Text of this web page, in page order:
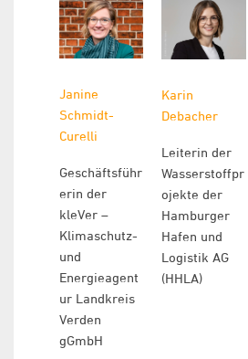
Janine
Schmidt-
Curelli
Geschäftsführ
erin der
kleVer –
Klimaschutz-
und
Energieagent
ur Landkreis
Verden
gGmbH
Karin
Debacher
Leiterin der
Wasserstoffpr
ojekte der
Hamburger
Hafen und
Logistik AG
(HHLA)